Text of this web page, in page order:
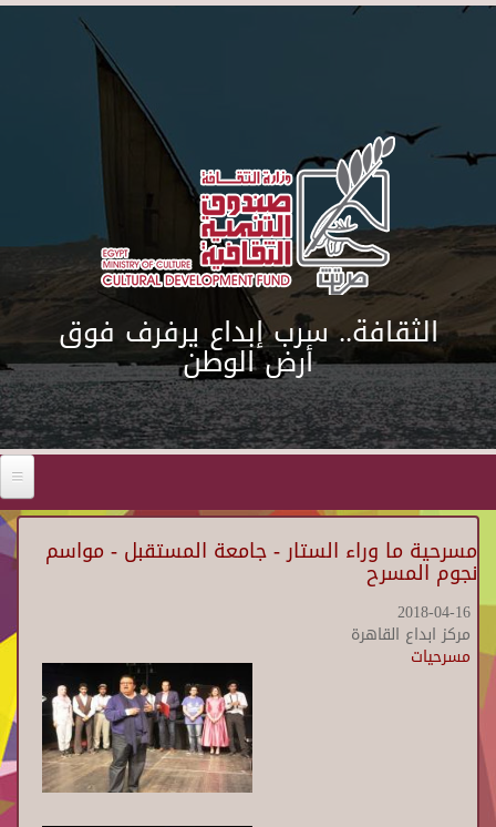
Skip to main content
الثقافة.. سرب إبداع يرفرف فوق
أرض الوطن
مسرحية ما وراء الستار - جامعة المستقبل - مواسم
نجوم المسرح
2018-04-16
مركز ابداع القاهرة
مسرحيات